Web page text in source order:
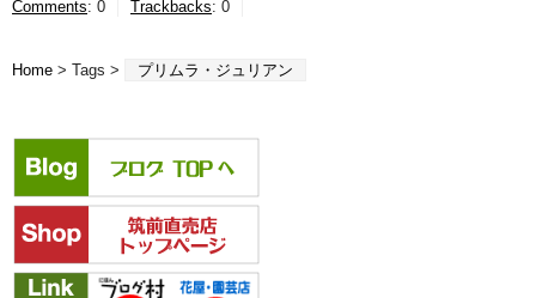
Comments: 0 Trackbacks: 0
Home > Tags > プリムラ・ジュリアン